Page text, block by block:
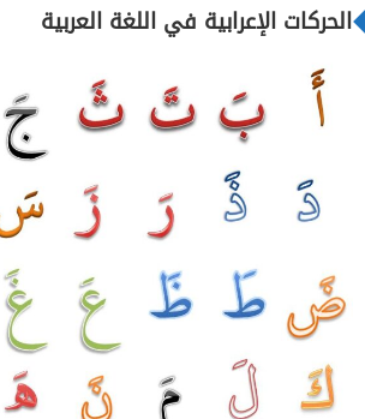
الحركات الإعرابية في اللغة العربية